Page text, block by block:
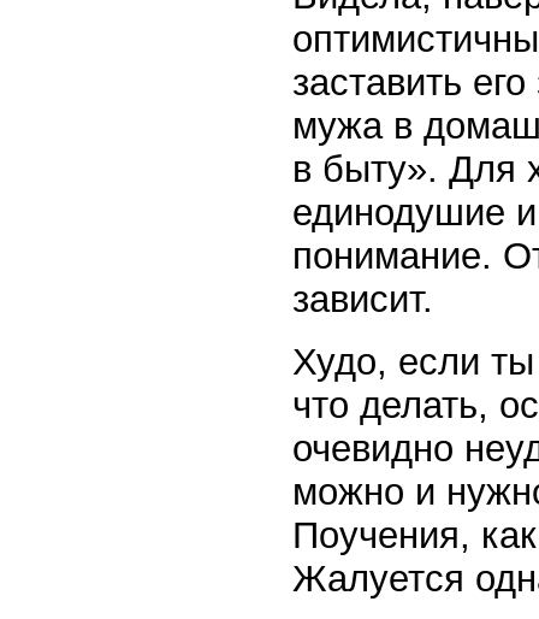
заставить
мужа в
в быту». Для
единодушие
понимание.
зависит.
Худо, если
что делать,
очевидно
можно и
Поучения,
Жалуется